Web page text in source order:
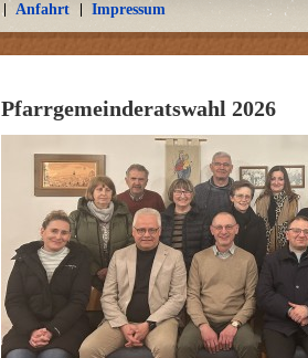
Anfahrt Impressum
Pfarrgemeinderatswahl 2026